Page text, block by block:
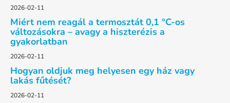
2026-02-11
Miért nem reagál a termosztát 0,1 °C-os
változásokra – avagy a hiszterézis a
gyakorlatban
2026-02-11
Hogyan oldjuk meg helyesen egy ház vagy
lakás fűtését?
2026-02-11